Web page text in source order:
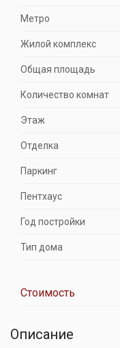
Метро
Жилой комплекс
Общая площадь
Количество комнат
Этаж
Отделка
Паркинг
Пентхаус
Год постройки
Тип дома
Стоимость
Описание